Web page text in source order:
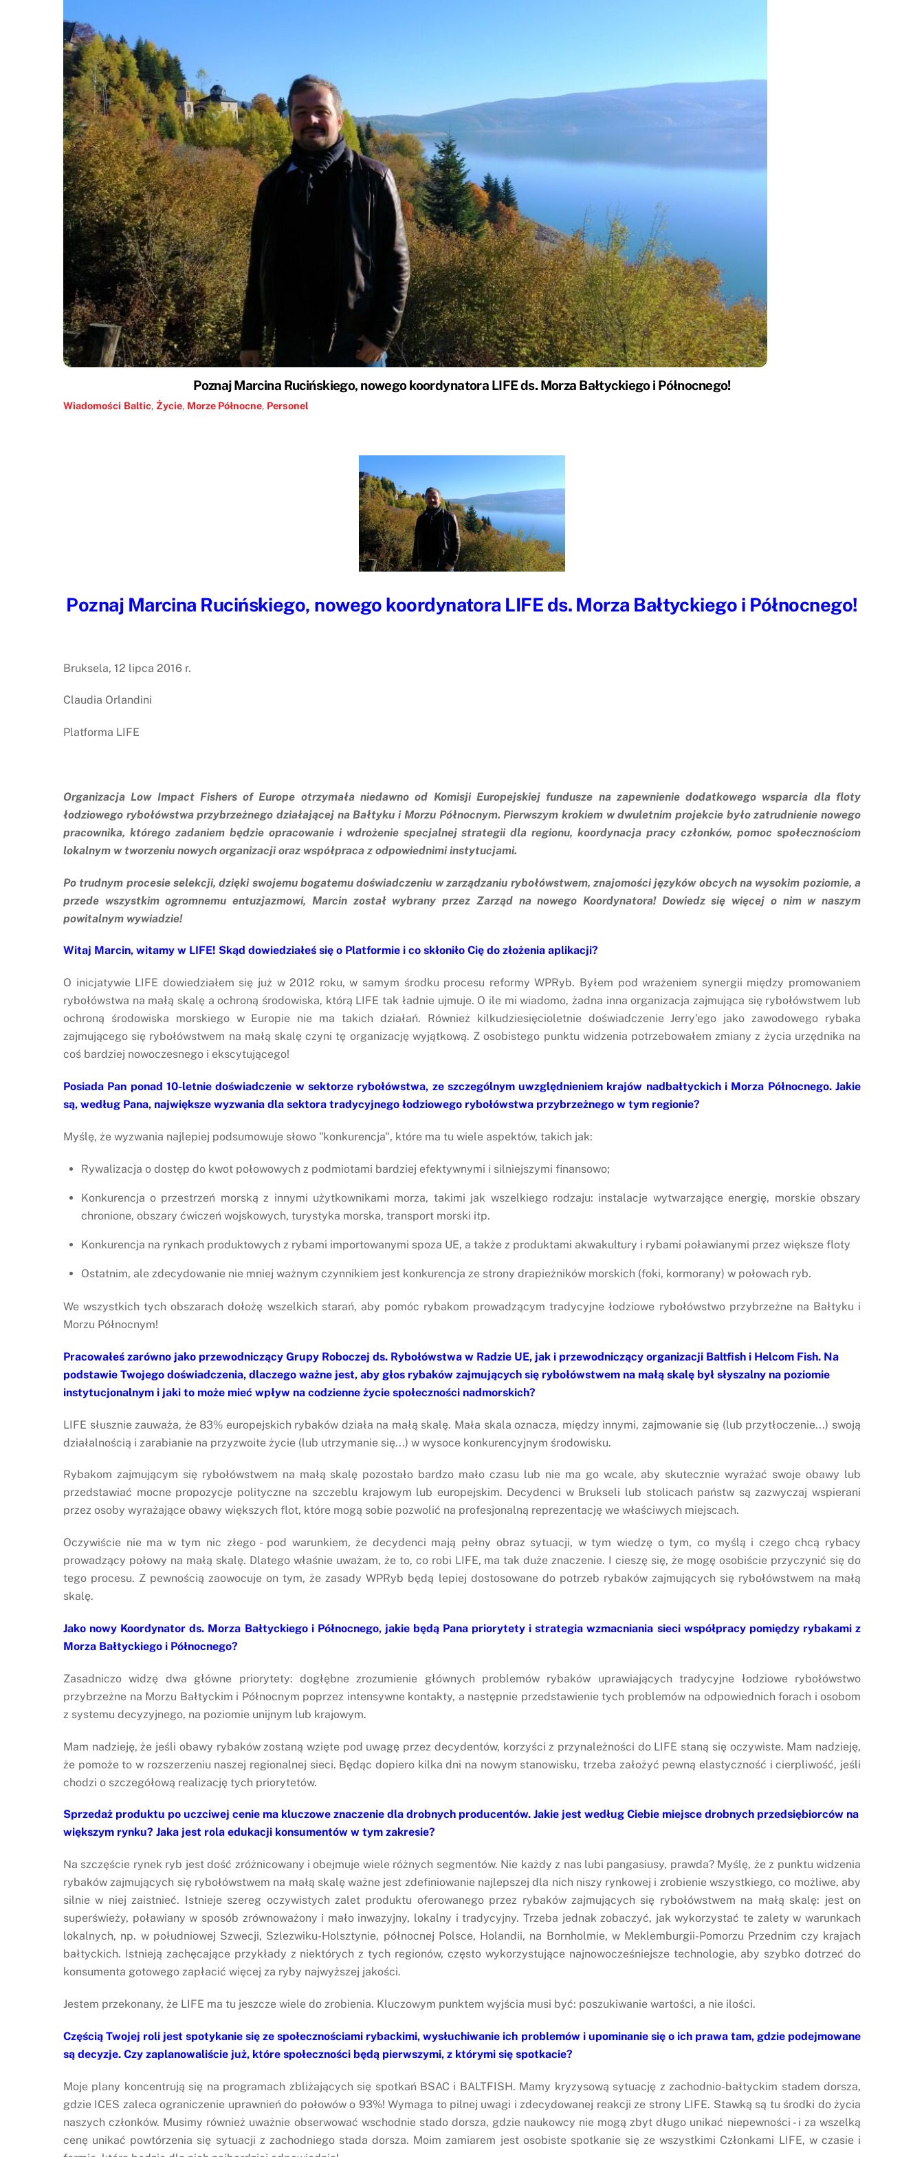
Poznaj Marcina Rucińskiego, nowego koordynatora LIFE ds. Morza Bałtyckiego i Północnego!
Wiadomości Baltic, Życie, Morze Północne, Personel
Poznaj Marcina Rucińskiego, nowego koordynatora LIFE ds. Morza Bałtyckiego i Północnego!
Bruksela, 12 lipca 2016 r.
Claudia Orlandini
Platforma LIFE
Organizacja Low Impact Fishers of Europe otrzymała niedawno od Komisji Europejskiej fundusze na zapewnienie dodatkowego wsparcia dla floty
łodziowego rybołówstwa przybrzeżnego działającej na Bałtyku i Morzu Północnym. Pierwszym krokiem w dwuletnim projekcie było zatrudnienie nowego
pracownika, którego zadaniem będzie opracowanie i wdrożenie specjalnej strategii dla regionu, koordynacja pracy członków, pomoc społecznościom
lokalnym w tworzeniu nowych organizacji oraz współpraca z odpowiednimi instytucjami.
Po trudnym procesie selekcji, dzięki swojemu bogatemu doświadczeniu w zarządzaniu rybołówstwem, znajomości języków obcych na wysokim poziomie, a
przede wszystkim ogromnemu entuzjazmowi, Marcin został wybrany przez Zarząd na nowego Koordynatora! Dowiedz się więcej o nim w naszym
powitalnym wywiadzie!
Witaj Marcin, witamy w LIFE! Skąd dowiedziałeś się o Platformie i co skłoniło Cię do złożenia aplikacji?
O inicjatywie LIFE dowiedziałem się już w 2012 roku, w samym środku procesu reformy WPRyb. Byłem pod wrażeniem synergii między promowaniem
rybołówstwa na małą skalę a ochroną środowiska, którą LIFE tak ładnie ujmuje. O ile mi wiadomo, żadna inna organizacja zajmująca się rybołówstwem lub
ochroną środowiska morskiego w Europie nie ma takich działań. Również kilkudziesięcioletnie doświadczenie Jerry'ego jako zawodowego rybaka
zajmującego się rybołówstwem na małą skalę czyni tę organizację wyjątkową. Z osobistego punktu widzenia potrzebowałem zmiany z życia urzędnika na
coś bardziej nowoczesnego i ekscytującego!
Posiada Pan ponad 10-letnie doświadczenie w sektorze rybołówstwa, ze szczególnym uwzględnieniem krajów nadbałtyckich i Morza Północnego. Jakie
są, według Pana, największe wyzwania dla sektora tradycyjnego łodziowego rybołówstwa przybrzeżnego w tym regionie?
Myślę, że wyzwania najlepiej podsumowuje słowo "konkurencja", które ma tu wiele aspektów, takich jak:
Rywalizacja o dostęp do kwot połowowych z podmiotami bardziej efektywnymi i silniejszymi finansowo;
Konkurencja o przestrzeń morską z innymi użytkownikami morza, takimi jak wszelkiego rodzaju: instalacje wytwarzające energię, morskie obszary
chronione, obszary ćwiczeń wojskowych, turystyka morska, transport morski itp.
Konkurencja na rynkach produktowych z rybami importowanymi spoza UE, a także z produktami akwakultury i rybami poławianymi przez większe floty
Ostatnim, ale zdecydowanie nie mniej ważnym czynnikiem jest konkurencja ze strony drapieżników morskich (foki, kormorany) w połowach ryb.
We wszystkich tych obszarach dołożę wszelkich starań, aby pomóc rybakom prowadzącym tradycyjne łodziowe rybołówstwo przybrzeżne na Bałtyku i
Morzu Północnym!
Pracowałeś zarówno jako przewodniczący Grupy Roboczej ds. Rybołówstwa w Radzie UE, jak i przewodniczący organizacji Baltfish i Helcom Fish. Na
podstawie Twojego doświadczenia, dlaczego ważne jest, aby głos rybaków zajmujących się rybołówstwem na małą skalę był słyszalny na poziomie
instytucjonalnym i jaki to może mieć wpływ na codzienne życie społeczności nadmorskich?
LIFE słusznie zauważa, że 83% europejskich rybaków działa na małą skalę. Mała skala oznacza, między innymi, zajmowanie się (lub przytłoczenie...) swoją
działalnością i zarabianie na przyzwoite życie (lub utrzymanie się...) w wysoce konkurencyjnym środowisku.
Rybakom zajmującym się rybołówstwem na małą skalę pozostało bardzo mało czasu lub nie ma go wcale, aby skutecznie wyrażać swoje obawy lub
przedstawiać mocne propozycje polityczne na szczeblu krajowym lub europejskim. Decydenci w Brukseli lub stolicach państw są zazwyczaj wspierani
przez osoby wyrażające obawy większych flot, które mogą sobie pozwolić na profesjonalną reprezentację we właściwych miejscach.
Oczywiście nie ma w tym nic złego - pod warunkiem, że decydenci mają pełny obraz sytuacji, w tym wiedzę o tym, co myślą i czego chcą rybacy
prowadzący połowy na małą skalę. Dlatego właśnie uważam, że to, co robi LIFE, ma tak duże znaczenie. I cieszę się, że mogę osobiście przyczynić się do
tego procesu. Z pewnością zaowocuje on tym, że zasady WPRyb będą lepiej dostosowane do potrzeb rybaków zajmujących się rybołówstwem na małą
skalę.
Jako nowy Koordynator ds. Morza Bałtyckiego i Północnego, jakie będą Pana priorytety i strategia wzmacniania sieci współpracy pomiędzy rybakami z
Morza Bałtyckiego i Północnego?
Zasadniczo widzę dwa główne priorytety: dogłębne zrozumienie głównych problemów rybaków uprawiających tradycyjne łodziowe rybołówstwo
przybrzeżne na Morzu Bałtyckim i Północnym poprzez intensywne kontakty, a następnie przedstawienie tych problemów na odpowiednich forach i osobom
z systemu decyzyjnego, na poziomie unijnym lub krajowym.
Mam nadzieję, że jeśli obawy rybaków zostaną wzięte pod uwagę przez decydentów, korzyści z przynależności do LIFE staną się oczywiste. Mam nadzieję,
że pomoże to w rozszerzeniu naszej regionalnej sieci. Będąc dopiero kilka dni na nowym stanowisku, trzeba założyć pewną elastyczność i cierpliwość, jeśli
chodzi o szczegółową realizację tych priorytetów.
Sprzedaż produktu po uczciwej cenie ma kluczowe znaczenie dla drobnych producentów. Jakie jest według Ciebie miejsce drobnych przedsiębiorców na
większym rynku? Jaka jest rola edukacji konsumentów w tym zakresie?
Na szczęście rynek ryb jest dość zróżnicowany i obejmuje wiele różnych segmentów. Nie każdy z nas lubi pangasiusy, prawda? Myślę, że z punktu widzenia
rybaków zajmujących się rybołówstwem na małą skalę ważne jest zdefiniowanie najlepszej dla nich niszy rynkowej i zrobienie wszystkiego, co możliwe, aby
silnie w niej zaistnieć. Istnieje szereg oczywistych zalet produktu oferowanego przez rybaków zajmujących się rybołówstwem na małą skalę: jest on
superświeży, poławiany w sposób zrównoważony i mało inwazyjny, lokalny i tradycyjny. Trzeba jednak zobaczyć, jak wykorzystać te zalety w warunkach
lokalnych, np. w południowej Szwecji, Szlezwiku-Holsztynie, północnej Polsce, Holandii, na Bornholmie, w Meklemburgii-Pomorzu Przednim czy krajach
bałtyckich. Istnieją zachęcające przykłady z niektórych z tych regionów, często wykorzystujące najnowocześniejsze technologie, aby szybko dotrzeć do
konsumenta gotowego zapłacić więcej za ryby najwyższej jakości.
Jestem przekonany, że LIFE ma tu jeszcze wiele do zrobienia. Kluczowym punktem wyjścia musi być: poszukiwanie wartości, a nie ilości.
Częścią Twojej roli jest spotykanie się ze społecznościami rybackimi, wysłuchiwanie ich problemów i upominanie się o ich prawa tam, gdzie podejmowane
są decyzje. Czy zaplanowaliście już, które społeczności będą pierwszymi, z którymi się spotkacie?
Moje plany koncentrują się na programach zbliżających się spotkań BSAC i BALTFISH. Mamy kryzysową sytuację z zachodnio-bałtyckim stadem dorsza,
gdzie ICES zaleca ograniczenie uprawnień do połowów o 93%! Wymaga to pilnej uwagi i zdecydowanej reakcji ze strony LIFE. Stawką są tu środki do życia
naszych członków. Musimy również uważnie obserwować wschodnie stado dorsza, gdzie naukowcy nie mogą zbyt długo unikać niepewności - i za wszelką
cenę unikać powtórzenia się sytuacji z zachodniego stada dorsza. Moim zamiarem jest osobiste spotkanie się ze wszystkimi Członkami LIFE, w czasie i